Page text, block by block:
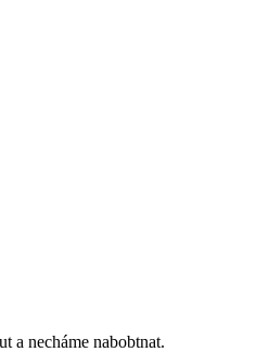
a necháme nabobtnat.